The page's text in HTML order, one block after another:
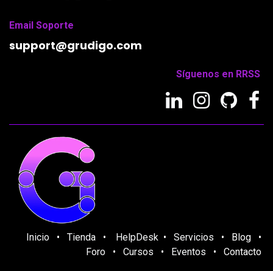
Email Soporte
support@grudigo.com
Síguenos en RRSS
Inicio • Tienda • HelpDesk • Servicios • Blog •
Foro • Cursos • Eventos • Contacto